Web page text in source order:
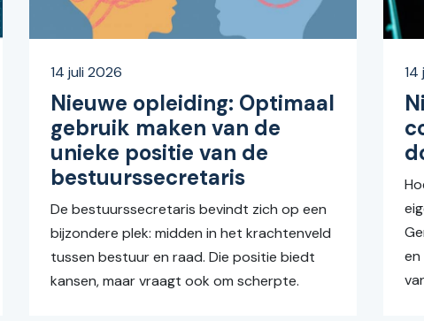
Nieuwe opleiding: Optimaal
gebruik maken van de
unieke positie van de
bestuurssecretaris
14 juli 2026
De bestuurssecretaris bevindt zich op een
bijzondere plek: midden in het krachtenveld
tussen bestuur en raad. Die positie biedt
kansen, maar vraagt ook om scherpte.
14
en